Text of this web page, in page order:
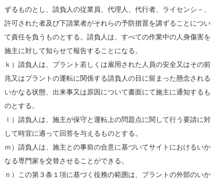
ずるものとし、請負人の従業員、代理人、代行者、ライセンシ－、
許可された者及び下請業者がそれらの予防措置を講ずることについ
て責任を負うものとする。請負人は、すべての作業中の人身傷害を
施主に対して知らせて報告することになる。
ｋ）請負人は、プラント若しくは雇用された人員の安全又はその前
兆又はプラントの運転に関係する請負人の目に留まった懸念される
いかなる状態、出来事又は原因について書面にて施主に通知するも
のとする。
ｌ）請負人は、施主が保守と運転上の問題点に関して行う要請に対
して時宜に適って回答を与えるものとする。
ｍ）請負人は、施主との事前の合意に基づいてサイトにおけるいか
なる専門家を交替させることができる。
ｎ）この第３条１項に基づく役務の範囲は、プラントの外部のいか